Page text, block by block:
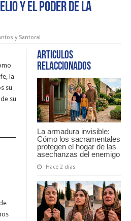
y el Poder de la
y Santoral
Articulos
relaccionados
La armadura invisible:
Cómo los sacramentales
protegen el hogar de las
asechanzas del enemigo
Hace 2 días
la
su
su